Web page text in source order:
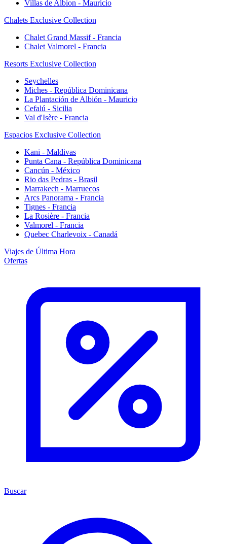
Villas de Albion - Mauricio
Chalets Exclusive Collection
Chalet Grand Massif - Francia
Chalet Valmorel - Francia
Resorts Exclusive Collection
Seychelles
Miches - República Dominicana
La Plantación de Albión - Mauricio
Cefalú - Sicilia
Val d'Isère - Francia
Espacios Exclusive Collection
Kani - Maldivas
Punta Cana - República Dominicana
Cancún - México
Rio das Pedras - Brasil
Marrakech - Marruecos
Arcs Panorama - Francia
Tignes - Francia
La Rosière - Francia
Valmorel - Francia
Quebec Charlevoix - Canadá
Viajes de Última Hora
Ofertas
Buscar